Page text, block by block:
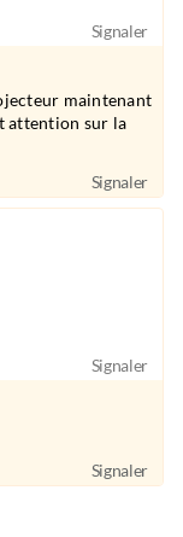
Signaler
maintenant
attention sur la
Signaler
Signaler
Signaler